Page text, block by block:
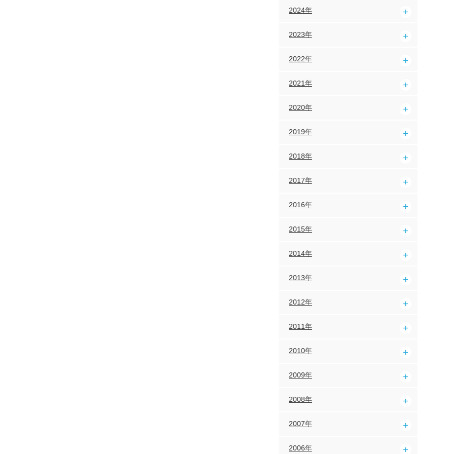
2024年
2023年
2022年
2021年
2020年
2019年
2018年
2017年
2016年
2015年
2014年
2013年
2012年
2011年
2010年
2009年
2008年
2007年
2006年